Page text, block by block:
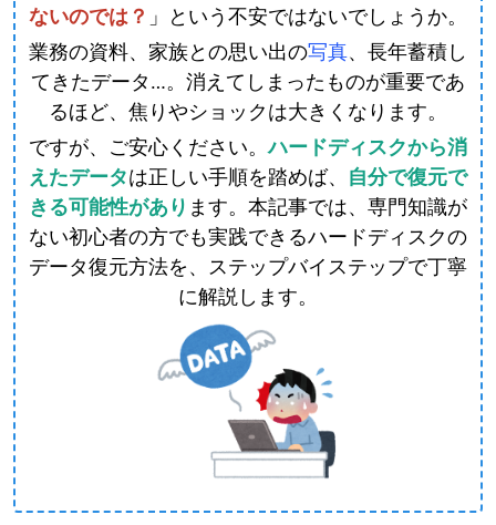
ないのでは？ 」という不安ではないでしょうか。
業務の資料、家族との思い出の写真、長年蓄積し
てきたデータ…。消えてしまったものが重要であ
るほど、焦りやショックは大きくなります。
ですが、ご安心ください。ハードディスクから消
えたデータは正しい手順を踏めば、 自分で復元で
きる可能性があり ます。本記事では、専門知識が
ない初心者の方でも実践できるハードディスクの
データ復元方法を、ステップバイステップで丁寧
に解説します。